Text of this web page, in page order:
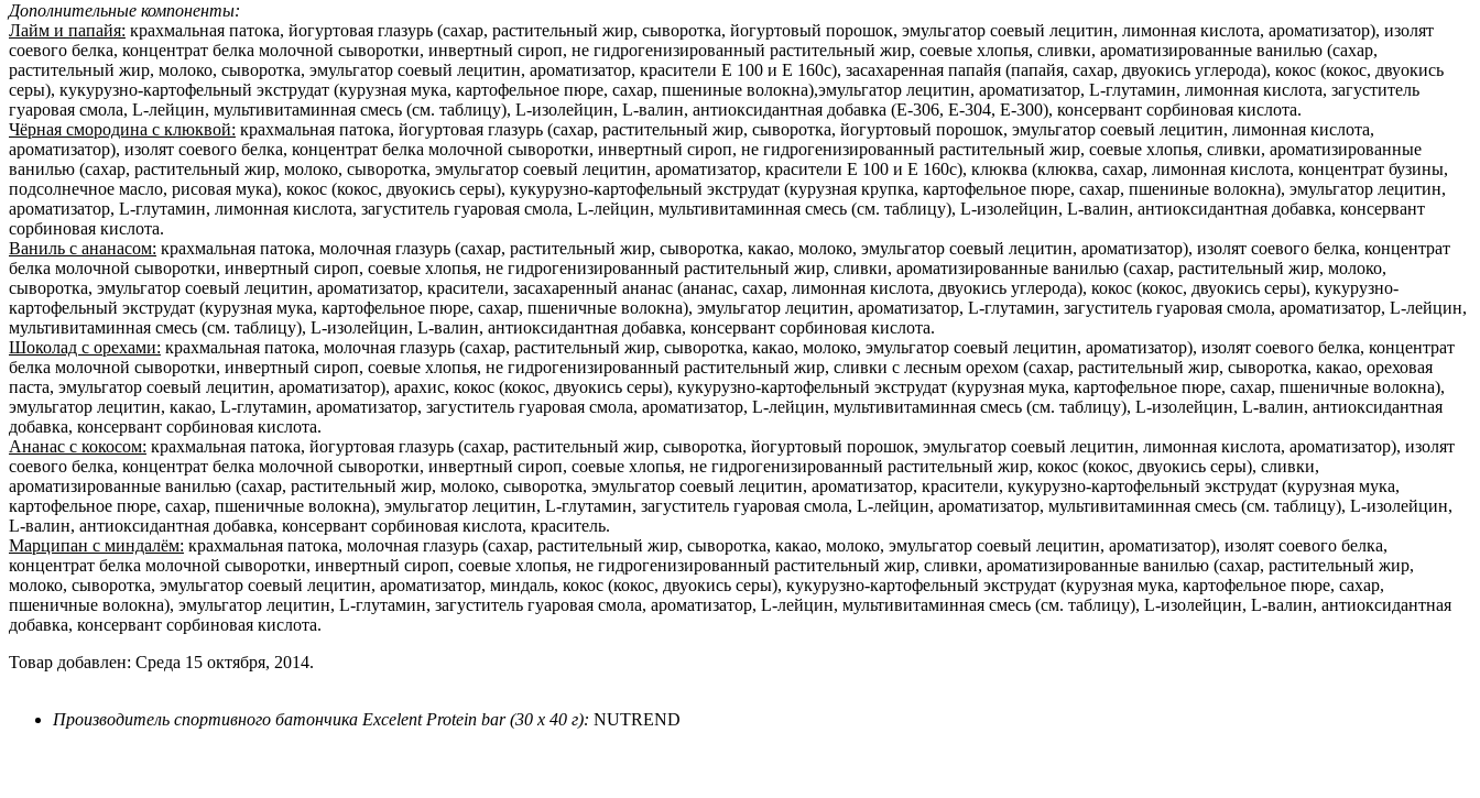
Дополнительные компоненты:
Лайм и папайя: крахмальная патока, йогуртовая глазурь (сахар, растительный жир, сыворотка, йогуртовый порошок, эмульгатор соевый лецитин, лимонная кислота, ароматизатор), изолят
соевого белка, концентрат белка молочной сыворотки, инвертный сироп, не гидрогенизированный растительный жир, соевые хлопья, сливки, ароматизированные ванилью (сахар,
растительный жир, молоко, сыворотка, эмульгатор соевый лецитин, ароматизатор, красители E 100 и E 160c), засахаренная папайя (папайя, сахар, двуокись углерода), кокос (кокос, двуокись
серы), кукурузно-картофельный экструдат (курузная мука, картофельное пюре, сахар, пшениные волокна),эмульгатор лецитин, ароматизатор, L-глутамин, лимонная кислота, загуститель
гуаровая смола, L-лейцин, мультивитаминная смесь (см. таблицу), L-изолейцин, L-валин, антиоксидантная добавка (E-306, E-304, E-300), консервант сорбиновая кислота.
Чёрная смородина с клюквой: крахмальная патока, йогуртовая глазурь (сахар, растительный жир, сыворотка, йогуртовый порошок, эмульгатор соевый лецитин, лимонная кислота,
ароматизатор), изолят соевого белка, концентрат белка молочной сыворотки, инвертный сироп, не гидрогенизированный растительный жир, соевые хлопья, сливки, ароматизированные
ванилью (сахар, растительный жир, молоко, сыворотка, эмульгатор соевый лецитин, ароматизатор, красители E 100 и E 160c), клюква (клюква, сахар, лимонная кислота, концентрат бузины,
подсолнечное масло, рисовая мука), кокос (кокос, двуокись серы), кукурузно-картофельный экструдат (курузная крупка, картофельное пюре, сахар, пшениные волокна), эмульгатор лецитин,
ароматизатор, L-глутамин, лимонная кислота, загуститель гуаровая смола, L-лейцин, мультивитаминная смесь (см. таблицу), L-изолейцин, L-валин, антиоксидантная добавка, консервант
сорбиновая кислота.
Ваниль с ананасом: крахмальная патока, молочная глазурь (сахар, растительный жир, сыворотка, какао, молоко, эмульгатор соевый лецитин, ароматизатор), изолят соевого белка, концентрат
белка молочной сыворотки, инвертный сироп, соевые хлопья, не гидрогенизированный растительный жир, сливки, ароматизированные ванилью (сахар, растительный жир, молоко,
сыворотка, эмульгатор соевый лецитин, ароматизатор, красители, засахаренный ананас (ананас, сахар, лимонная кислота, двуокись углерода), кокос (кокос, двуокись серы), кукурузно-
картофельный экструдат (курузная мука, картофельное пюре, сахар, пшеничные волокна), эмульгатор лецитин, ароматизатор, L-глутамин, загуститель гуаровая смола, ароматизатор, L-лейцин,
мультивитаминная смесь (см. таблицу), L-изолейцин, L-валин, антиоксидантная добавка, консервант сорбиновая кислота.
Шоколад с орехами: крахмальная патока, молочная глазурь (сахар, растительный жир, сыворотка, какао, молоко, эмульгатор соевый лецитин, ароматизатор), изолят соевого белка, концентрат
белка молочной сыворотки, инвертный сироп, соевые хлопья, не гидрогенизированный растительный жир, сливки с лесным орехом (сахар, растительный жир, сыворотка, какао, ореховая
паста, эмульгатор соевый лецитин, ароматизатор), арахис, кокос (кокос, двуокись серы), кукурузно-картофельный экструдат (курузная мука, картофельное пюре, сахар, пшеничные волокна),
эмульгатор лецитин, какао, L-глутамин, ароматизатор, загуститель гуаровая смола, ароматизатор, L-лейцин, мультивитаминная смесь (см. таблицу), L-изолейцин, L-валин, антиоксидантная
добавка, консервант сорбиновая кислота.
Ананас с кокосом: крахмальная патока, йогуртовая глазурь (сахар, растительный жир, сыворотка, йогуртовый порошок, эмульгатор соевый лецитин, лимонная кислота, ароматизатор), изолят
соевого белка, концентрат белка молочной сыворотки, инвертный сироп, соевые хлопья, не гидрогенизированный растительный жир, кокос (кокос, двуокись серы), сливки,
ароматизированные ванилью (сахар, растительный жир, молоко, сыворотка, эмульгатор соевый лецитин, ароматизатор, красители, кукурузно-картофельный экструдат (курузная мука,
картофельное пюре, сахар, пшеничные волокна), эмульгатор лецитин, L-глутамин, загуститель гуаровая смола, L-лейцин, ароматизатор, мультивитаминная смесь (см. таблицу), L-изолейцин,
L-валин, антиоксидантная добавка, консервант сорбиновая кислота, краситель.
Марципан с миндалём: крахмальная патока, молочная глазурь (сахар, растительный жир, сыворотка, какао, молоко, эмульгатор соевый лецитин, ароматизатор), изолят соевого белка,
концентрат белка молочной сыворотки, инвертный сироп, соевые хлопья, не гидрогенизированный растительный жир, сливки, ароматизированные ванилью (сахар, растительный жир,
молоко, сыворотка, эмульгатор соевый лецитин, ароматизатор, миндаль, кокос (кокос, двуокись серы), кукурузно-картофельный экструдат (курузная мука, картофельное пюре, сахар,
пшеничные волокна), эмульгатор лецитин, L-глутамин, загуститель гуаровая смола, ароматизатор, L-лейцин, мультивитаминная смесь (см. таблицу), L-изолейцин, L-валин, антиоксидантная
добавка, консервант сорбиновая кислота.
Товар добавлен: Среда 15 октября, 2014.
Производитель спортивного батончика Excelent Protein bar (30 х 40 г): NUTREND